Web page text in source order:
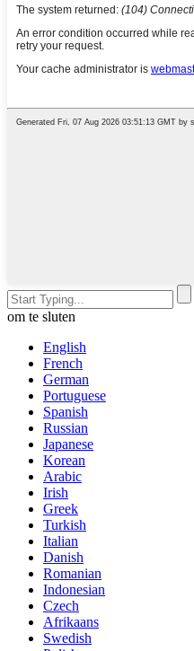
om te sluten
English
French
German
Portuguese
Spanish
Russian
Japanese
Korean
Arabic
Irish
Greek
Turkish
Italian
Danish
Romanian
Indonesian
Czech
Afrikaans
Swedish